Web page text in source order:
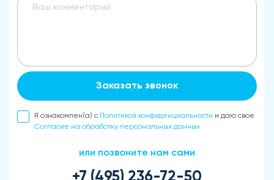
Заказать звонок
Я ознакомлен(а) с Политикой конфиденциальности и даю свое
Согласие на обработку персональных данных
или позвоните нам сами